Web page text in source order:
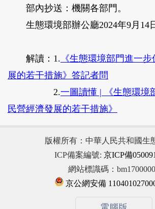
部內抄送：機關各部門。
生態環境部辦公廳2024年9月14
解讀： 1. 《生態環境部門進一
展的若干措施》答記者問
2.一圖讀懂 | 《生態環境
民營經濟發展的若干措施》
版權所有：中華人民共和國生
ICP備案編號: 京ICP備
網站標識碼：
京公網安備